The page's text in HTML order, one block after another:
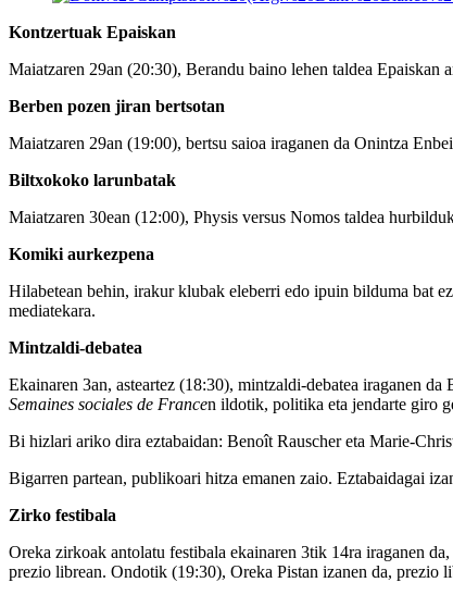
Kontzertuak Epaiskan
Maiatzaren 29an (20:30), Berandu baino lehen taldea
Berben pozen jiran bertsotan
Maiatzaren 29an (19:00), bertsu saioa iraganen da Onintza
Biltxokoko larunbatak
Maiatzaren 30ean (12:00), Physis versus Nomos taldea
Komiki aurkezpena
Hilabetean behin, irakur klubak eleberri edo ipuin bilduma bat
mediatekara.
Mintzaldi-debatea
Ekainaren 3an, asteartez (18:30), mintzaldi-debatea iraganen
Semaines sociales de Francen ildotik, politika eta jendarte giro
Bi hizlari ariko dira eztabaidan: Benoît Rauscher eta Marie-
Bigarren partean, publikoari hitza emanen zaio. Eztabaidagai
Zirko festibala
Oreka zirkoak antolatu festibala ekainaren 3tik 14ra iraganen
prezio librean. Ondotik (19:30), Oreka Pistan izanen da, prezio